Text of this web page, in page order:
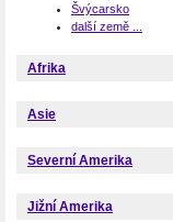
Švýcarsko
další země ...
Afrika
Asie
Severní Amerika
Jižní Amerika